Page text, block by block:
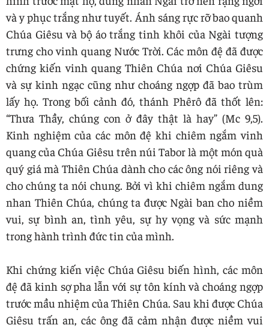
và y phục trắng như tuyết. Ánh sáng rực rỡ bao quanh
Chúa Giêsu và bộ áo trắng tinh khôi của Ngài tượng
trưng cho vinh quang Nước Trời. Các môn đệ đã được
chứng kiến vinh quang Thiên Chúa nơi Chúa Giêsu
và sự kinh ngạc cũng như choáng ngợp đã bao trùm
lấy họ. Trong bối cảnh đó, thánh Phêrô đã thốt lên:
“Thưa Thầy, chúng con ở đây thật là hay” (Mc 9,5).
Kinh nghiệm của các môn đệ khi chiêm ngắm vinh
quang của Chúa Giêsu trên núi Tabor là một món quà
quý giá mà Thiên Chúa dành cho các ông nói riêng và
cho chúng ta nói chung. Bởi vì khi chiêm ngắm dung
nhan Thiên Chúa, chúng ta được Ngài ban cho niềm
vui, sự bình an, tình yêu, sự hy vọng và sức mạnh
trong hành trình đức tin của mình.
Khi chứng kiến việc Chúa Giêsu biến hình, các môn
đệ đã kinh sợ pha lẫn với sự tôn kính và choáng ngợp
trước mầu nhiệm của Thiên Chúa. Sau khi được Chúa
Giêsu trấn an, các ông đã cảm nhận được niềm vui